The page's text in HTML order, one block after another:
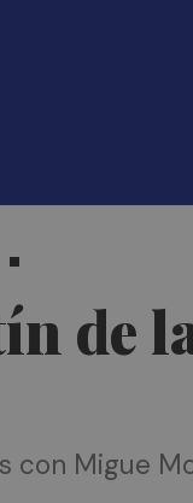
de
con Migue